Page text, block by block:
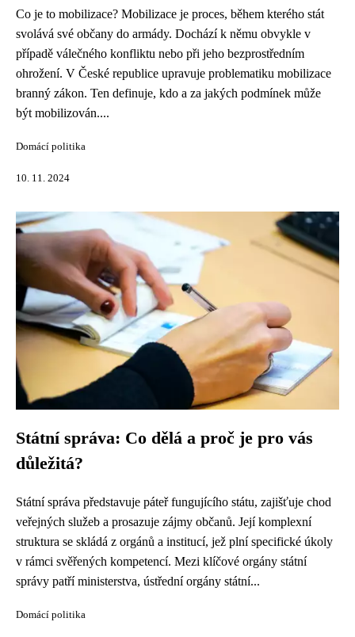
Co je to mobilizace? Mobilizace je proces, během kterého stát
svolává své občany do armády. Dochází k němu obvykle v
případě válečného konfliktu nebo při jeho bezprostředním
ohrožení. V České republice upravuje problematiku mobilizace
branný zákon. Ten definuje, kdo a za jakých podmínek může
být mobilizován....
Domácí politika
10. 11. 2024
Státní správa: Co dělá a proč je pro vás
důležitá?
Státní správa představuje páteř fungujícího státu, zajišťuje chod
veřejných služeb a prosazuje zájmy občanů. Její komplexní
struktura se skládá z orgánů a institucí, jež plní specifické úkoly
v rámci svěřených kompetencí. Mezi klíčové orgány státní
správy patří ministerstva, ústřední orgány státní...
Domácí politika